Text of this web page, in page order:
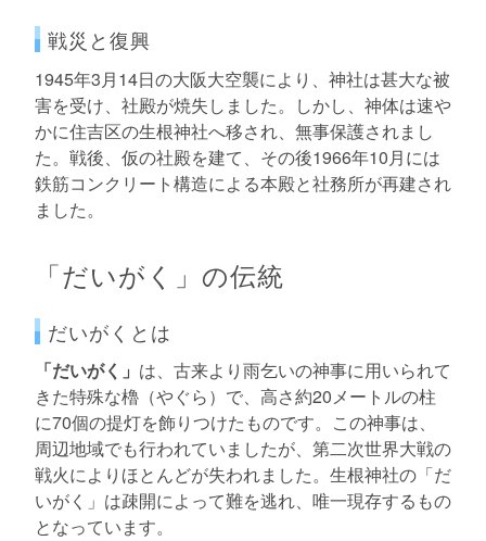
戦災と復興
1945年3月14日の大阪大空襲により、神社は甚大な被
害を受け、社殿が焼失しました。しかし、神体は速や
かに住吉区の生根神社へ移され、無事保護されまし
た。戦後、仮の社殿を建て、その後1966年10月には
鉄筋コンクリート構造による本殿と社務所が再建され
ました。
「だいがく」の伝統
だいがくとは
「だいがく」 は、古来より雨乞いの神事に用いられて
きた特殊な櫓（やぐら）で、高さ約20メートルの柱
に70個の提灯を飾りつけたものです。この神事は、
周辺地域でも行われていましたが、第二次世界大戦の
戦火によりほとんどが失われました。生根神社の「だ
いがく」は疎開によって難を逃れ、唯一現存するもの
となっています。